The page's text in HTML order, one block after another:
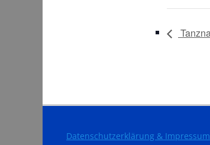
Datenschutzerklärung & Impressum